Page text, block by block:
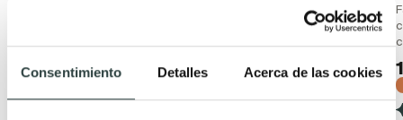
Consentimiento Detalles Acerca de las cookies
94,74€
−10%
114,26€